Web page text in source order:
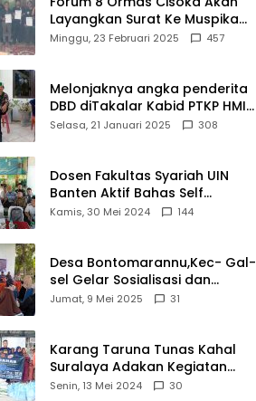
2026
Berprestasi
Layangkan Surat Ke Muspika
Atas Adanya Kantor Matel di
Minggu, 23 Februari 2025 457
Melonjaknya angka penderita
DBD diTakalar Kabid PTKP HMI
Cab.Takalar angkat bicara
Selasa, 21 Januari 2025 308
Dosen Fakultas Syariah UIN
Banten Aktif Bahas Self
Declare Halal dalam Forum
Kamis, 30 Mei 2024 144
Desa Bontomarannu,Kec- Gal-
sel Gelar Sosialisasi dan
Bimtek Pemutakhiran Data ID
Jumat, 9 Mei 2025 31
Karang Taruna Tunas Kahal
Suralaya Adakan Kegiatan
Bansos Terhadap Kaum
Senin, 13 Mei 2024 30